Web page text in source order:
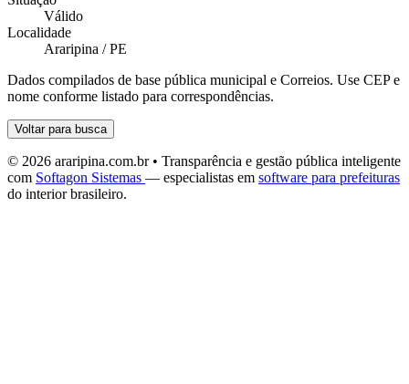
Válido
Localidade
Araripina / PE
Dados compilados de base pública municipal e Correios. Use CEP e
nome conforme listado para correspondências.
Voltar para busca
© 2026 araripina.com.br • Transparência e gestão pública inteligente
com Softagon Sistemas — especialistas em software para prefeituras
do interior brasileiro.